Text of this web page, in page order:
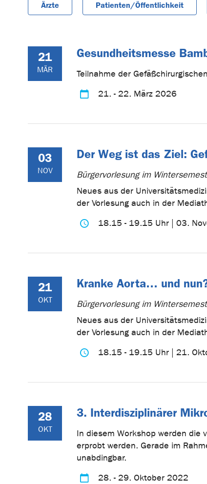
Ärzte Patienten/Öffentlichkeit
21
MÄR
Gesundheitsmesse
Teilnahme der
21. - 22. März 2026
03
NOV
Der Weg ist das Ziel:
Bürgervorlesung im
Neues aus der
der Vorlesung auch in der
18.15 - 19.15 Uhr | 03.
21
OKT
Kranke Aorta… und
Bürgervorlesung im
Neues aus der
der Vorlesung auch in der
18.15 - 19.15 Uhr | 21.
28
OKT
3. Interdisziplinärer
In diesem Workshop werden die
erprobt werden. Gerade im
unabdingbar.
28. - 29. Oktober 2022